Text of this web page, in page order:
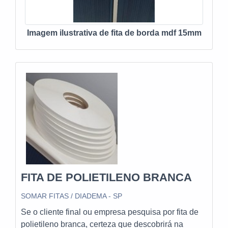
acessar o nosso site e saber mais sobre a empresa,
nossos serviços e produtos. Se preferir, entre em
contato com um dos nossos consultores e solicite um
orçamento!
Imagem ilustrativa de fita de borda mdf 15mm
FITA DE POLIETILENO BRANCA
SOMAR FITAS / DIADEMA - SP
Se o cliente final ou empresa pesquisa por fita de
polietileno branca, certeza que descobrirá na